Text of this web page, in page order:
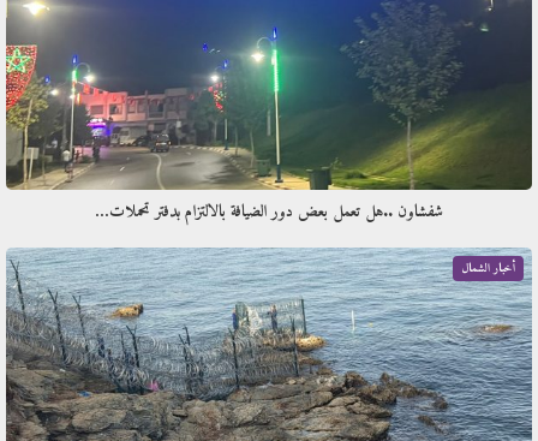
شفشاون ..هل تعمل بعض دور الضيافة بالالتزام بدفتر تحملات…
أخبار الشمال